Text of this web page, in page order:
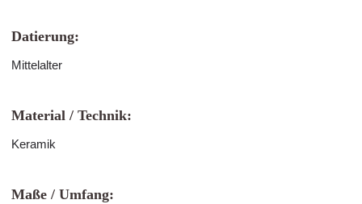
Datierung:
Mittelalter
Material / Technik:
Keramik
Maße / Umfang: